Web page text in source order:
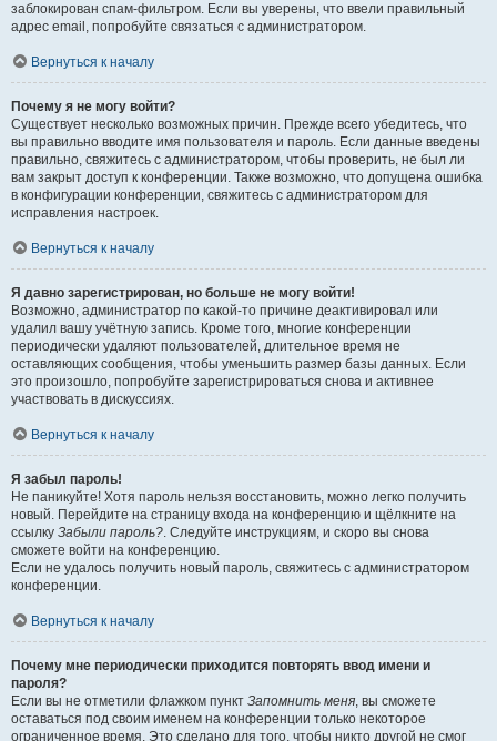
заблокирован спам-фильтром. Если вы уверены, что ввели правильный
адрес email, попробуйте связаться с администратором.
Вернуться к началу
Почему я не могу войти?
Существует несколько возможных причин. Прежде всего убедитесь, что
вы правильно вводите имя пользователя и пароль. Если данные введены
правильно, свяжитесь с администратором, чтобы проверить, не был ли
вам закрыт доступ к конференции. Также возможно, что допущена ошибка
в конфигурации конференции, свяжитесь с администратором для
исправления настроек.
Вернуться к началу
Я давно зарегистрирован, но больше не могу войти!
Возможно, администратор по какой-то причине деактивировал или
удалил вашу учётную запись. Кроме того, многие конференции
периодически удаляют пользователей, длительное время не
оставляющих сообщения, чтобы уменьшить размер базы данных. Если
это произошло, попробуйте зарегистрироваться снова и активнее
участвовать в дискуссиях.
Вернуться к началу
Я забыл пароль!
Не паникуйте! Хотя пароль нельзя восстановить, можно легко получить
новый. Перейдите на страницу входа на конференцию и щёлкните на
ссылку Забыли пароль?. Следуйте инструкциям, и скоро вы снова
сможете войти на конференцию.
Если не удалось получить новый пароль, свяжитесь с администратором
конференции.
Вернуться к началу
Почему мне периодически приходится повторять ввод имени и
пароля?
Если вы не отметили флажком пункт Запомнить меня, вы сможете
оставаться под своим именем на конференции только некоторое
ограниченное время. Это сделано для того, чтобы никто другой не смог